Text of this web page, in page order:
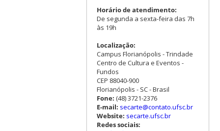
Horário de atendimento:
De segunda a sexta-feira das 7h
às 19h
Localização:
Campus Florianópolis - Trindade
Centro de Cultura e Eventos -
Fundos
CEP 88040-900
Florianópolis - SC - Brasil
Fone: (48) 3721-2376
E-mail: secarte@contato.ufsc.br
Website: secarte.ufsc.br
Redes sociais: